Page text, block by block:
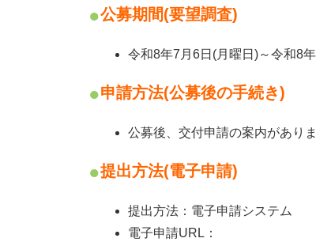
公募期間(要望調査)
令和8年7月6日(月曜日)～令和8
申請方法(公募後の手続き)
公募後、交付申請の案内があり
提出方法(電子申請)
提出方法： 電子申請システム
電子申請URL：